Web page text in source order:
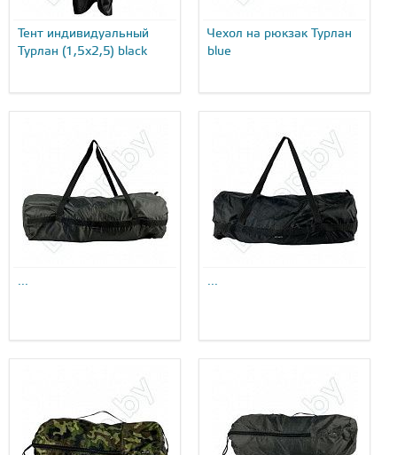
Тент индивидуальный
Турлан (1,5х2,5) black
Чехол на рюкзак Турлан
blue
... ...